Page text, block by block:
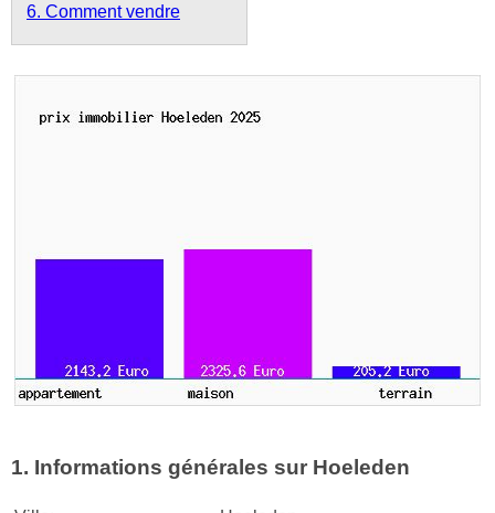
6. Comment vendre
1. Informations générales sur Hoeleden